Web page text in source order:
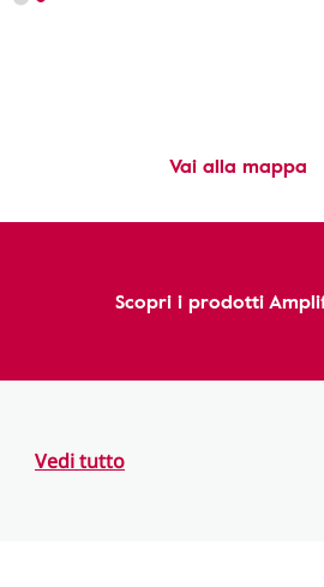
Vai alla mappa
Scopri i prodotti
Vedi tutto